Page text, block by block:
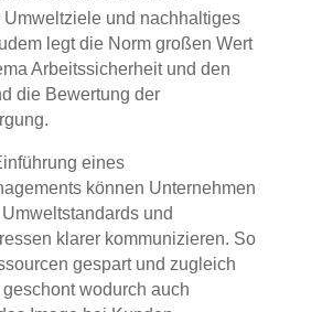
Umweltziele und nachhaltiges
legt die Norm großen Wert
Arbeitssicherheit und den
die Bewertung der
eines
können Unternehmen
und
klarer kommunizieren. So
gespart und zugleich
wodurch auch